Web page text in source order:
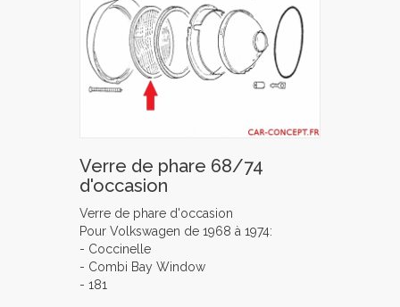
Verre de phare 68/74
d'occasion
Verre de phare d'occasion
Pour Volkswagen de 1968 à 1974:
- Coccinelle
- Combi Bay Window
- 181